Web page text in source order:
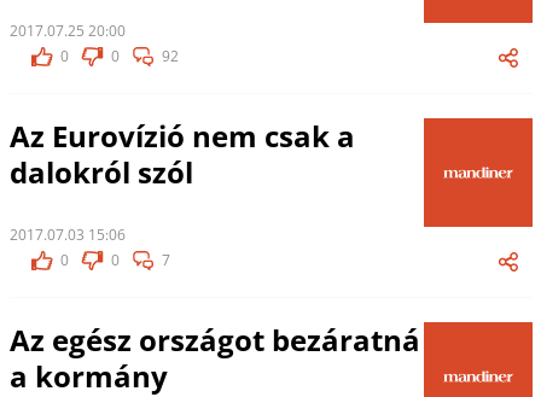
2017.07.25 20:00
0
0 92
Az Eurovízió nem csak a
dalokról szól
2017.07.03 15:06
0
0 7
Az egész országot bezáratná
a kormány